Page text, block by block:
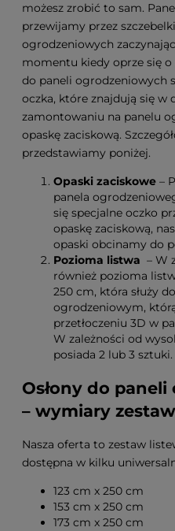
możesz zrobić to sam.
przewijamy przez
ogrodzeniowych
momentu kiedy oprze się
do paneli ogrodzeniowych
oczka, które znajdują się w
zamontowaniu na panelu
opaskę zaciskową.
przedstawiamy poniżej.
Opaski zaciskowe –
panela
się specjalne oczko
opaskę zaciskową,
opaski obcinamy do
Pozioma listwa – W
również pozioma
250 cm, która służy
ogrodzeniowym,
przetłoczeniu 3D
W zależności od
posiada 2 lub 3 sztuki.
Osłony do
– wymiary
Nasza oferta to zestaw
dostępna w kilku
123 cm x 250 cm
153 cm x 250 cm
173 cm x 250 cm